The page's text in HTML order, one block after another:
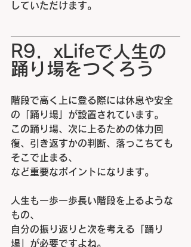
していただけます。
R9．xLifeで人生の
踊り場をつくろう
階段で高く上に登る際には休息や安全
の「踊り場」が設置されています。
この踊り場、次に上るための体力回
復、引き返すかの判断、落っこちても
そこで止まる、
など重要なポイントになります。
人生も一歩一歩長い階段を上るような
もの、
自分の振り返りと次を考える「踊り
場」が必要ですよね。